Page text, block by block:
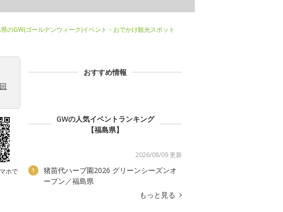
のGW(ゴールデンウィーク)イベント・おでかけ観光スポット
ホで
おすすめ情報
GWの人気イベントランキング
【福島県】
2026/08/09 更新
1
猪苗代ハーブ園2026 グリーンシーズンオ
ープン／福島県
もっと見る